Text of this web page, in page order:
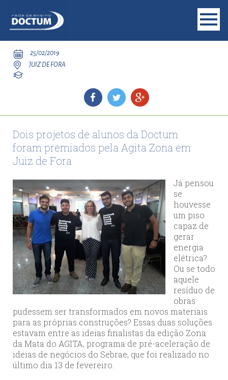
25/02/2019
JUIZ DE FORA
Dois projetos de alunos da Doctum
foram premiados pela Agita Zona em
Juiz de Fora
Já pensou
se
houvesse
um piso
capaz de
gerar
energia
elétrica?
Ou se todo
aquele
resíduo de
obras
pudessem ser transformados em novos materiais
para as próprias construções? Essas duas soluções
estavam entre as ideias finalistas da edição Zona
da Mata do AGITA, programa de pré-aceleração de
ideias de negócios do Sebrae, que foi realizado no
último dia 13 de fevereiro.